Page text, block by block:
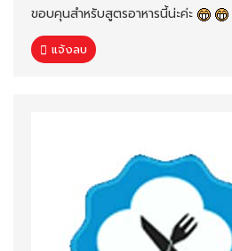
ขอบคุนสำหรับสูตรอาหารนี้น่ะค่ะ
แจ้งลบ